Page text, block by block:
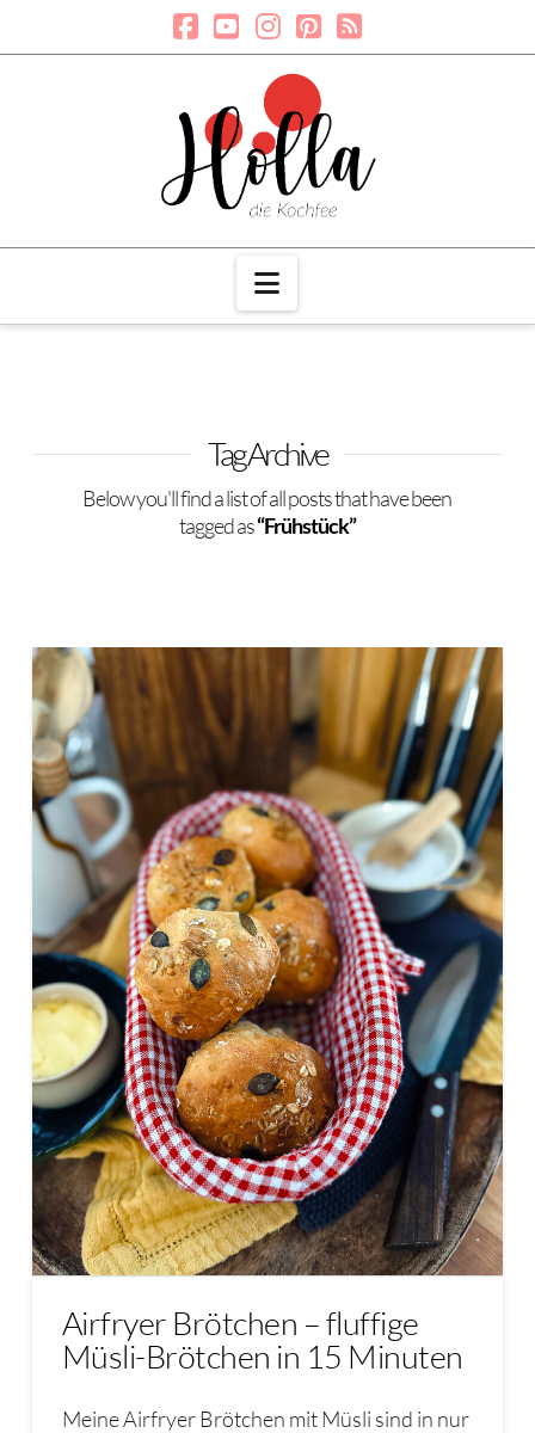
Navigation
Tag Archive
Below you'll find a list of all posts that have been
tagged as“Frühstück”
Airfryer Brötchen – fluffige
Müsli-Brötchen in 15 Minuten
Meine Airfryer Brötchen mit Müsli sind in nur